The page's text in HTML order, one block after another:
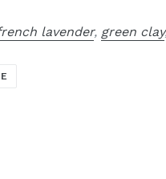
lavender, green clay